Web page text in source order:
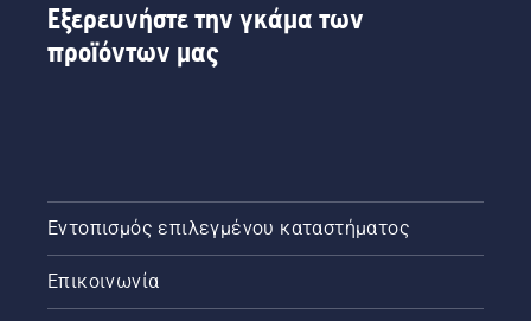
Εξερευνήστε την γκάμα των
προϊόντων μας
Εντοπισμός επιλεγμένου καταστήματος
Επικοινωνία